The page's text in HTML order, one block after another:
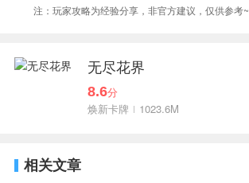
注：玩家攻略为经验分享，非官方建议，仅供参考~
无尽花界
8.6分
焕新卡牌
1023.6M
相关文章